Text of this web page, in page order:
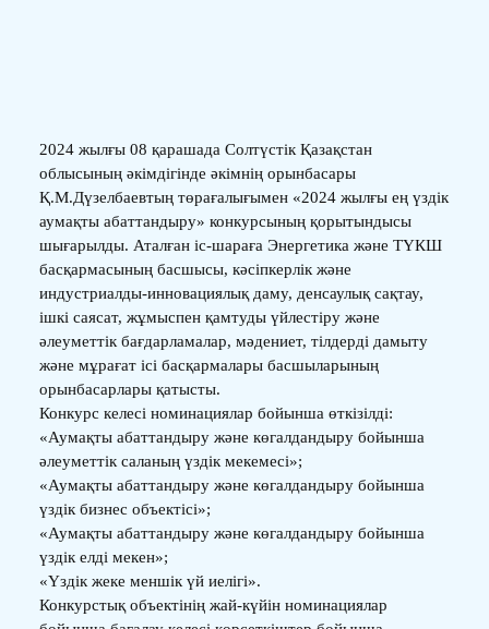
2024 жылғы 08 қарашада Солтүстік Қазақстан
облысының әкімдігінде әкімнің орынбасары
Қ.М.Дүзелбаевтың төрағалығымен «2024 жылғы ең үздік
аумақты абаттандыру» конкурсының қорытындысы
шығарылды. Аталған іс-шараға Энергетика және ТҮКШ
басқармасының басшысы, кәсіпкерлік және
индустриалды-инновациялық даму, денсаулық сақтау,
ішкі саясат, жұмыспен қамтуды үйлестіру және
әлеуметтік бағдарламалар, мәдениет, тілдерді дамыту
және мұрағат ісі басқармалары басшыларының
орынбасарлары қатысты.
Конкурс келесі номинациялар бойынша өткізілді:
«Аумақты абаттандыру және көгалдандыру бойынша
әлеуметтік саланың үздік мекемесі»;
«Аумақты абаттандыру және көгалдандыру бойынша
үздік бизнес объектісі»;
«Аумақты абаттандыру және көгалдандыру бойынша
үздік елді мекен»;
«Үздік жеке меншік үй иелігі».
Конкурстық объектінің жай-күйін номинациялар